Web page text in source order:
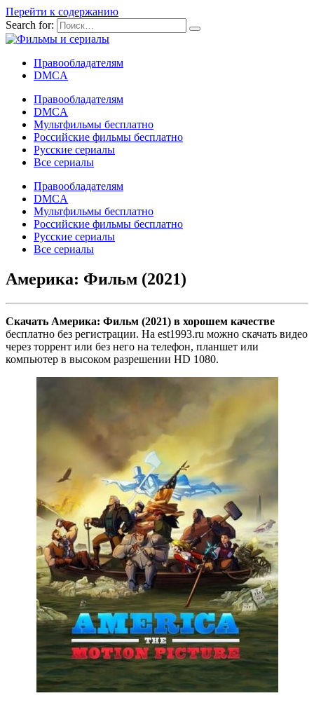
Перейти к содержанию
Search for:
Правообладателям
DMCA
Правообладателям
DMCA
Мультфильмы бесплатно
Российские фильмы бесплатно
Русские сериалы
Все сериалы
Правообладателям
DMCA
Мультфильмы бесплатно
Российские фильмы бесплатно
Русские сериалы
Все сериалы
Америка: Фильм (2021)
Скачать Америка: Фильм (2021) в хорошем качестве
бесплатно без регистрации. На est1993.ru можно скачать видео
через торрент или без него на телефон, планшет или
компьютер в высоком разрешении HD 1080.